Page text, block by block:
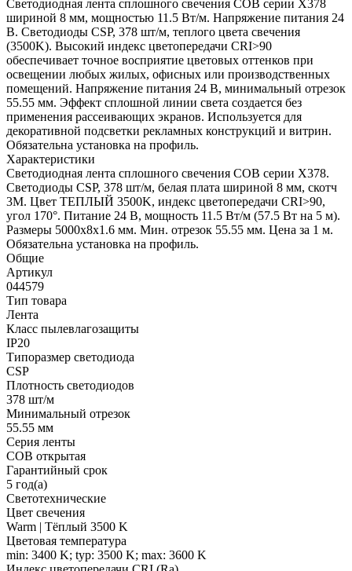
Светодиодная лента сплошного свечения COB серии X378
шириной 8 мм, мощностью 11.5 Вт/м. Напряжение питания 24
В. Светодиоды CSP, 378 шт/м, теплого цвета свечения
(3500K). Высокий индекс цветопередачи CRI>90
обеспечивает точное восприятие цветовых оттенков при
освещении любых жилых, офисных или производственных
помещений. Напряжение питания 24 В, минимальный отрезок
55.55 мм. Эффект сплошной линии света создается без
применения рассеивающих экранов. Используется для
декоративной подсветки рекламных конструкций и витрин.
Обязательна установка на профиль.
Характеристики
Светодиодная лента сплошного свечения COB серии X378.
Светодиоды CSP, 378 шт/м, белая плата шириной 8 мм, скотч
3M. Цвет ТЕПЛЫЙ 3500K, индекс цветопередачи CRI>90,
угол 170°. Питание 24 В, мощность 11.5 Вт/м (57.5 Вт на 5 м).
Размеры 5000x8x1.6 мм. Мин. отрезок 55.55 мм. Цена за 1 м.
Обязательна установка на профиль.
Общие
Артикул
044579
Тип товара
Лента
Класс пылевлагозащиты
IP20
Типоразмер светодиода
CSP
Плотность светодиодов
378 шт/м
Минимальный отрезок
55.55 мм
Серия ленты
COB открытая
Гарантийный срок
5 год(а)
Светотехнические
Цвет свечения
Warm | Тёплый 3500 K
Цветовая температура
min: 3400 K; typ: 3500 K; max: 3600 K